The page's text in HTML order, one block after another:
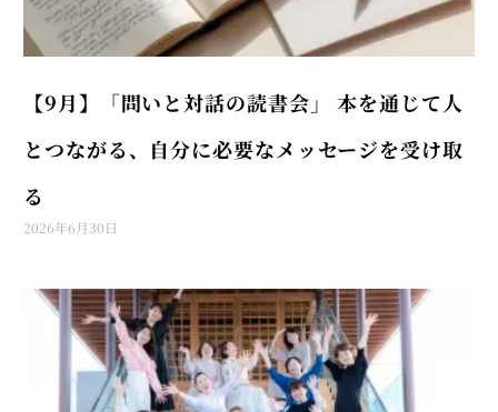
【9月】「問いと対話の読書会」 本を通じて人
とつながる、自分に必要なメッセージを受け取
る
2026年6月30日